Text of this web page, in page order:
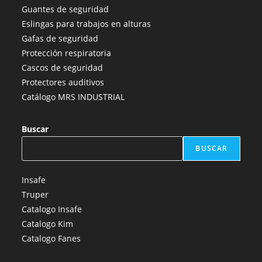
una
nueva
pestaña
una
nueva
pestaña
una
nueva
pestaña
nueva
Guantes de seguridad
Eslingas para trabajos en alturas
Gafas de seguridad
Protección respiratoria
Cascos de seguridad
Protectores auditivos
Catálogo MRS INDUSTRIAL
Buscar
BUSCAR
Insafe
Truper
Catalogo Insafe
Catalogo Kim
Catalogo Fanes